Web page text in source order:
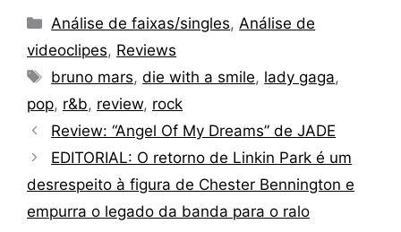
Categorias
Análise de faixas/singles, Análise de
videoclipes, Reviews
Tags
bruno mars,die with a smile, lady gaga,
pop, r&b, review, rock
Review: “Angel Of My Dreams” de JADE
EDITORIAL: O retorno de Linkin Park é um
desrespeito à figura de Chester Bennington e
empurra o legado da banda para o ralo